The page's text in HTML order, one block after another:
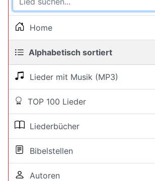
Home
Alphabetisch sortiert
Lieder mit Musik (MP3)
TOP 100 Lieder
Liederbücher
Bibelstellen
Autoren